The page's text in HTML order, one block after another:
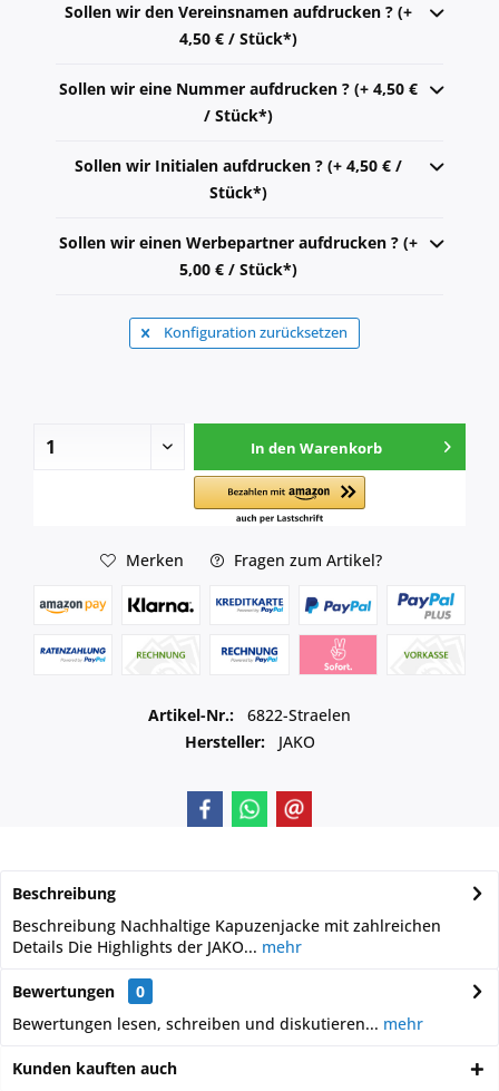
Sollen wir den Vereinsnamen aufdrucken ? (+
4,50 € / Stück*)
Sollen wir eine Nummer aufdrucken ? (+ 4,50 €
/ Stück*)
Sollen wir Initialen aufdrucken ? (+ 4,50 € /
Stück*)
Sollen wir einen Werbepartner aufdrucken ? (+
5,00 € / Stück*)
Konfiguration zurücksetzen
In den Warenkorb
Merken Fragen zum Artikel?
Artikel-Nr.:
6822-Straelen
Hersteller:
JAKO
Beschreibung
Beschreibung Nachhaltige Kapuzenjacke mit zahlreichen
Details Die Highlights der JAKO... mehr
Bewertungen
0
Bewertungen lesen, schreiben und diskutieren... mehr
Kunden kauften auch